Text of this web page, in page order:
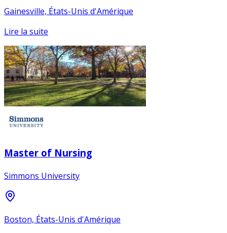
Gainesville, États-Unis d'Amérique
Lire la suite
Master of Nursing
Simmons University
Boston, États-Unis d'Amérique